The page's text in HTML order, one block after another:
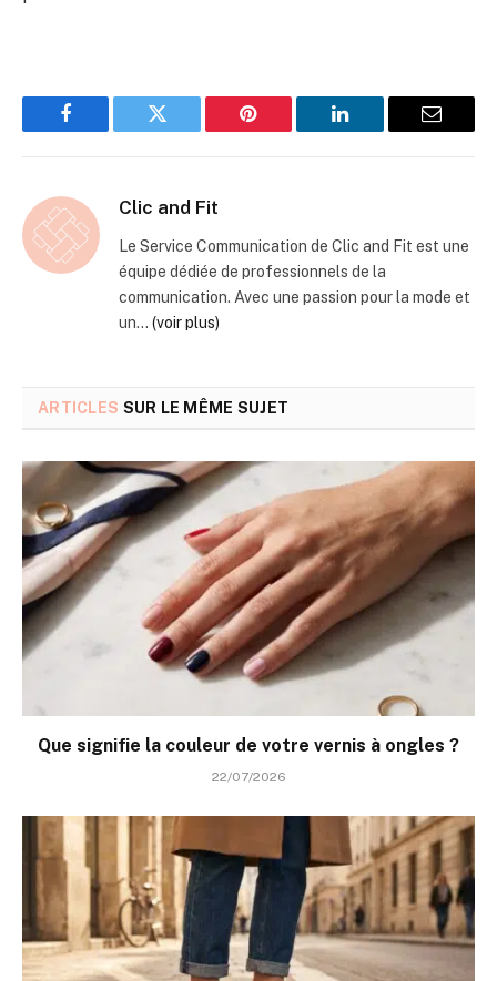
Facebook Twitter Pinterest LinkedIn Email
Clic and Fit
Le Service Communication de Clic and Fit est une
équipe dédiée de professionnels de la
communication. Avec une passion pour la mode et
un... (voir plus)
ARTICLES SUR LE MÊME SUJET
Que signifie la couleur de votre vernis à ongles ?
22/07/2026